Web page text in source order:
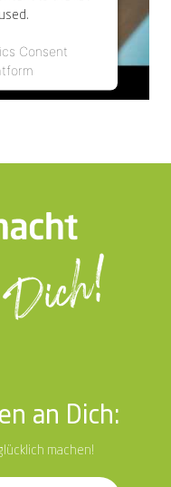
Consent
an Dich:
machen!